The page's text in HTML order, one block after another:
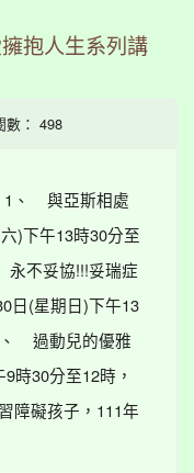
抱人生系列講
數： 498
1、 與亞斯相處
)下午13時30分至
不妥協!!!妥瑞症
日(星期日)下午13
、 過動兒的優雅
時30分至12時，
障礙孩子，111年